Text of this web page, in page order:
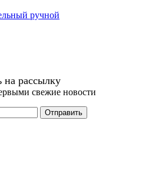
ручной
рассылку
свежие новости
Отправить